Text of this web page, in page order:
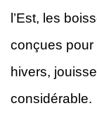
l’Est, les
conçues pour
hivers,
considérable.